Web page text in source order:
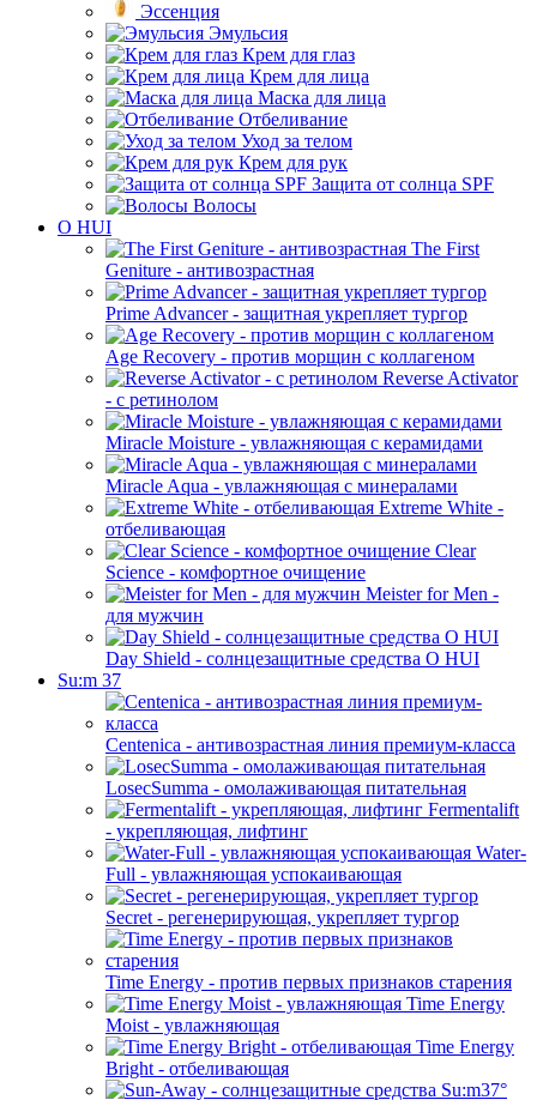
Эссенция
Эмульсия
Крем для глаз
Крем для лица
Маска для лица
Отбеливание
Уход за телом
Крем для рук
Защита от солнца SPF
Волосы
O HUI
The First
Geniture - антивозрастная
Prime Advancer - защитная укрепляет тургор
Age Recovery - против морщин с коллагеном
Reverse Activator
- с ретинолом
Miracle Moisture - увлажняющая с керамидами
Miracle Aqua - увлажняющая с минералами
Extreme White -
отбеливающая
Clear
Science - комфортное очищение
Meister for Men -
для мужчин
Day Shield - солнцезащитные средства O HUI
Su:m 37
Centenica - антивозрастная линия премиум-класса
LosecSumma - омолаживающая питательная
Fermentalift
- укрепляющая, лифтинг
Water-
Full - увлажняющая успокаивающая
Secret - регенерирующая, укрепляет тургор
Time Energy - против первых признаков старения
Time Energy
Moist - увлажняющая
Time Energy
Bright - отбеливающая